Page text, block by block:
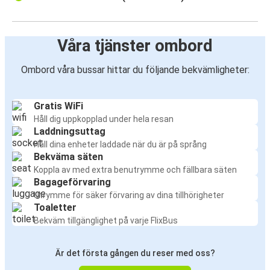
Våra tjänster ombord
Ombord våra bussar hittar du följande bekvämligheter:
Gratis WiFi
Håll dig uppkopplad under hela resan
Laddningsuttag
Håll dina enheter laddade när du är på språng
Bekväma säten
Koppla av med extra benutrymme och fällbara säten
Bagageförvaring
Utrymme för säker förvaring av dina tillhörigheter
Toaletter
Bekväm tillgänglighet på varje FlixBus
Är det första gången du reser med oss?